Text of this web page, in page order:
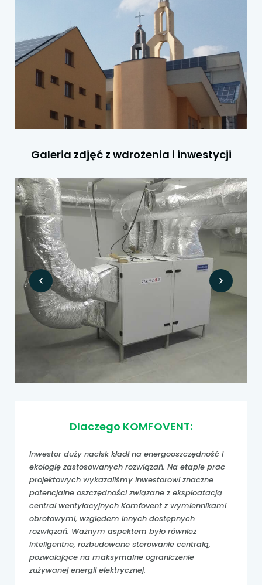
Galeria zdjęć z wdrożenia i inwestycji
Dlaczego KOMFOVENT:
Inwestor duży nacisk kładł na energooszczędność i
ekologię zastosowanych rozwiązań. Na etapie prac
projektowych wykazaliśmy inwestorowi znaczne
potencjalne oszczędności związane z eksploatacją
central wentylacyjnych Komfovent z wymiennikami
obrotowymi, względem innych dostępnych
rozwiązań. Ważnym aspektem było również
inteligentne, rozbudowane sterowanie centralą,
pozwalające na maksymalne ograniczenie
zużywanej energii elektrycznej.